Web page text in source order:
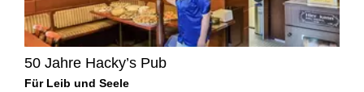
50 Jahre Hacky’s Pub
Für Leib und Seele